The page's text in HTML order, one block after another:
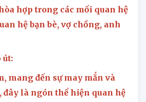
hợp trong các mối quan hệ
hệ bạn bè, vợ chồng, anh
út:
mang đến sự may mắn và
đây là ngón thể hiện quan hệ